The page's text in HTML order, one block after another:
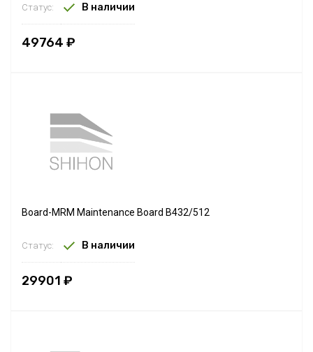
Статус: В наличии
49764 ₽
Board-MRM Maintenance Board B432/512
Статус: В наличии
29901 ₽